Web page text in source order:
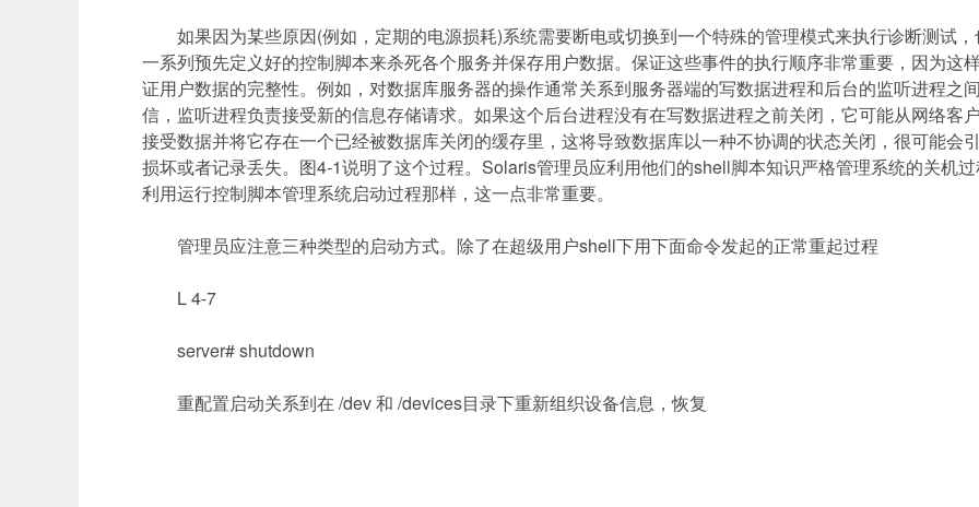
如果因为某些原因(例如，定期的电源损耗)系统需要断电或切换到一个特殊的管理模式来执行诊断测试
一系列预先定义好的控制脚本来杀死各个服务并保存用户数据。保证这些事件的执行顺序非常重要，因为这
证用户数据的完整性。例如，对数据库服务器的操作通常关系到服务器端的写数据进程和后台的监听进程之
信，监听进程负责接受新的信息存储请求。如果这个后台进程没有在写数据进程之前关闭，它可能从网络客
接受数据并将它存在一个已经被数据库关闭的缓存里，这将导致数据库以一种不协调的状态关闭，很可能会
损坏或者记录丢失。图4-1说明了这个过程。 Solaris管理员应利用他们的shell脚本知识严格管理系统的关机
利用运行控制脚本管理系统启动过程那样，这一点非常重要。
管理员应注意三种类型的启动方式。除了在超级用户shell下用下面命令发起的正常重起过程
L 4-7
server# shutdown
重配置启动关系到在 /dev和 /devices目录下重新组织设备信息，恢复